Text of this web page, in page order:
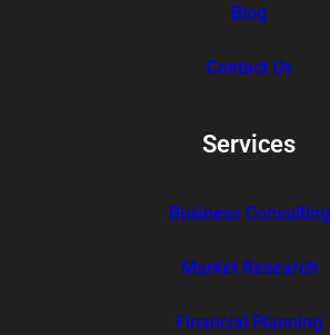
Blog
Contact Us
Services
Business Consulting
Market Research
Financial Planning